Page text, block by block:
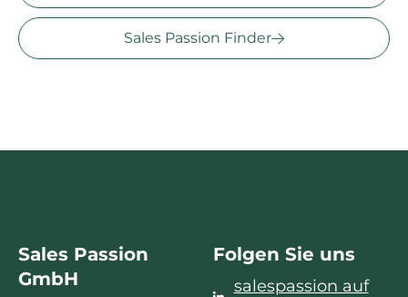
Sales Passion Finder
Sales Passion
GmbH
Folgen Sie uns
salespassion auf